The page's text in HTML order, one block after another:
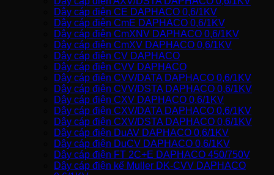
Dây cáp điện CE DAPHACO 0,6/1KV
Dây cáp điện CmE DAPHACO 0,6/1KV
Dây cáp điện CmXNV DAPHACO 0,6/1KV
Dây cáp điện CmXV DAPHACO 0,6/1KV
Dây cáp điện CV DAPHACO
Dây cáp điện CVV DAPHACO
Dây cáp điện CVV/DATA DAPHACO 0,6/1KV
Dây cáp điện CVV/DSTA DAPHACO 0,6/1KV
Dây cáp điện CXV DAPHACO 0,6/1KV
Dây cáp điện CXV/DATA DAPHACO 0,6/1KV
Dây cáp điện CXV/DSTA DAPHACO 0,6/1KV
Dây cáp điện DuAV DAPHACO 0,6/1KV
Dây cáp điện DuCV DAPHACO 0,6/1KV
Dây cáp điện FT 2C+E DAPHACO 450/750V
Dây cáp điện kế Muller DK-CVV DAPHACO